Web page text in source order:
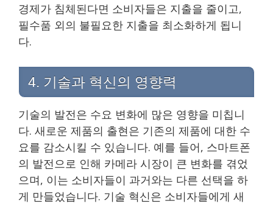
경제가 침체된다면 소비자들은 지출을 줄이고,
필수품 외의 불필요한 지출을 최소화하게 됩니
다.
4. 기술과 혁신의 영향력
기술의 발전은 수요 변화에 많은 영향을 미칩니
다. 새로운 제품의 출현은 기존의 제품에 대한 수
요를 감소시킬 수 있습니다. 예를 들어, 스마트폰
의 발전으로 인해 카메라 시장이 큰 변화를 겪었
으며, 이는 소비자들이 과거와는 다른 선택을 하
게 만들었습니다. 기술 혁신은 소비자들에게 새